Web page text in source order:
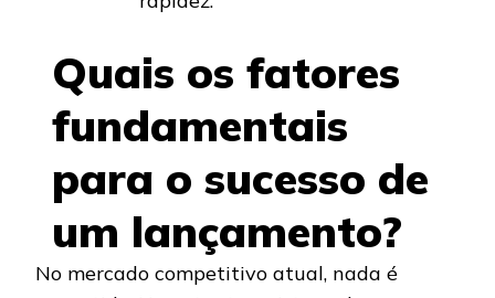
Quais os fatores
fundamentais
para o sucesso de
um lançamento?
No mercado competitivo atual, nada é